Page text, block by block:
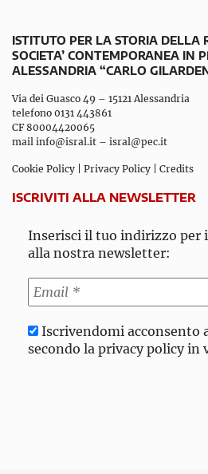
ISTITUTO PER LA STORIA DELLA
SOCIETA’ CONTEMPORANEA IN
ALESSANDRIA “CARLO
Via dei Guasco 49 – 15121 Alessandria
telefono 0131 443861
CF 80004420065
mail info@isral.it – isral@pec.it
Cookie Policy Privacy Policy Credits
ISCRIVITI ALLA NEWSLETTER
Inserisci il tuo indirizzo per
alla nostra newsletter:
Iscrivendomi acconsento
secondo la privacy policy in